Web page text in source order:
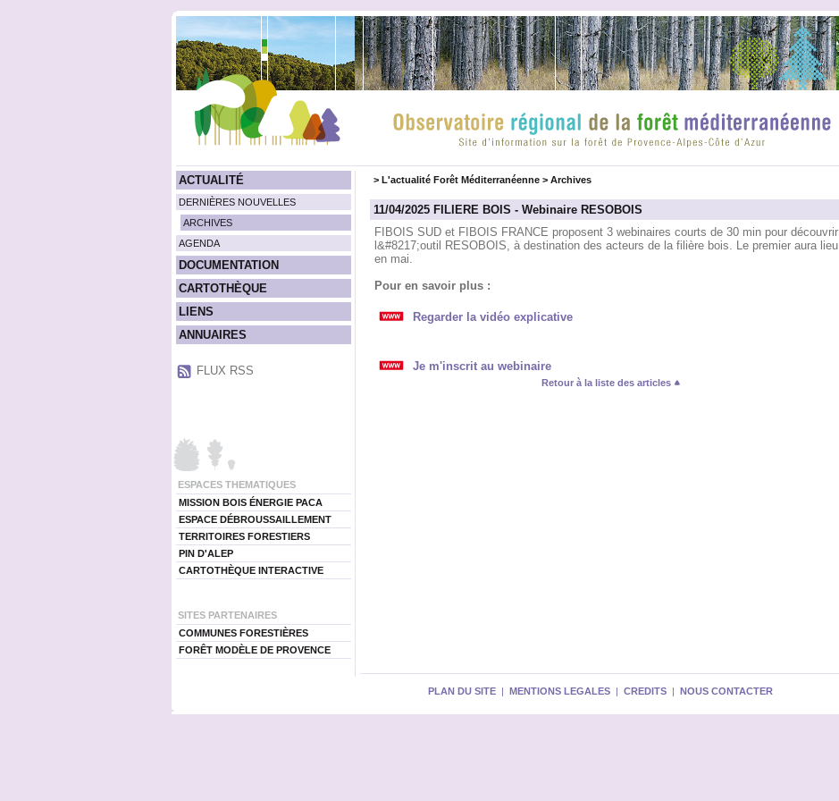
ACTUALITÉ
DERNIÈRES NOUVELLES
ARCHIVES
AGENDA
DOCUMENTATION
CARTOTHÈQUE
LIENS
ANNUAIRES
FLUX RSS
ESPACES THEMATIQUES
MISSION BOIS ÉNERGIE PACA
ESPACE DÉBROUSSAILLEMENT
TERRITOIRES FORESTIERS
PIN D'ALEP
CARTOTHÈQUE INTERACTIVE
SITES PARTENAIRES
COMMUNES FORESTIÈRES
FORÊT MODÈLE DE PROVENCE
> L'actualité Forêt Méditerranéenne> Archives
11/04/2025 FILIERE BOIS - Webinaire RESOBOIS
FIBOIS SUD et FIBOIS FRANCE proposent 3 webinaires courts de 30 min pour découvrir
l&#8217;outil RESOBOIS, à destination des acteurs de la filière bois. Le premier aura lieu
en mai.
Pour en savoir plus :
Regarder la vidéo explicative
Je m'inscrit au webinaire
Retour à la liste des articles
PLAN DU SITE | MENTIONS LEGALES | CREDITS | NOUS CONTACTER